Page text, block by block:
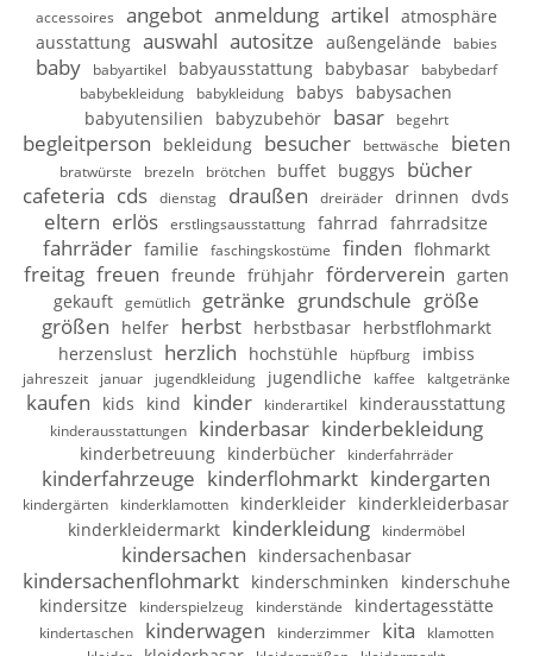
accessoires angebot anmeldung artikel atmosphäre
ausstattung auswahl autositze außengelände babies
baby babyartikel babyausstattung babybasar
babybedarf
babybekleidung
babykleidung babys
babysachen
babyutensilien
babyzubehör basar begehrt
begleitperson bekleidung besucher bettwäsche bieten
bratwürste brezeln brötchen buffet buggys
bücher
cafeteria cds dienstag draußen dreiräder drinnen dvds
eltern erlös erstlingsausstattung fahrrad fahrradsitze
fahrräder familie faschingskostüme finden flohmarkt
freitag freuen freunde frühjahr förderverein garten
gekauft
gemütlich getränke grundschule größe
größen
helfer herbst herbstbasar herbstflohmarkt
herzenslust herzlich hochstühle hüpfburg imbiss
jahreszeit januar jugendkleidung jugendliche kaffee kaltgetränke
kaufen kids kind kinder kinderartikel kinderausstattung
kinderausstattungen kinderbasar kinderbekleidung
kinderbetreuung kinderbücher kinderfahrräder
kinderfahrzeuge kinderflohmarkt kindergarten
kindergärten kinderklamotten kinderkleider kinderkleiderbasar
kinderkleidermarkt kinderkleidung kindermöbel
kindersachen kindersachenbasar
kindersachenflohmarkt kinderschminken
kinderschuhe
kindersitze
kinderspielzeug kinderstände kindertagesstätte
kindertaschen kinderwagen kinderzimmer kita
klamotten